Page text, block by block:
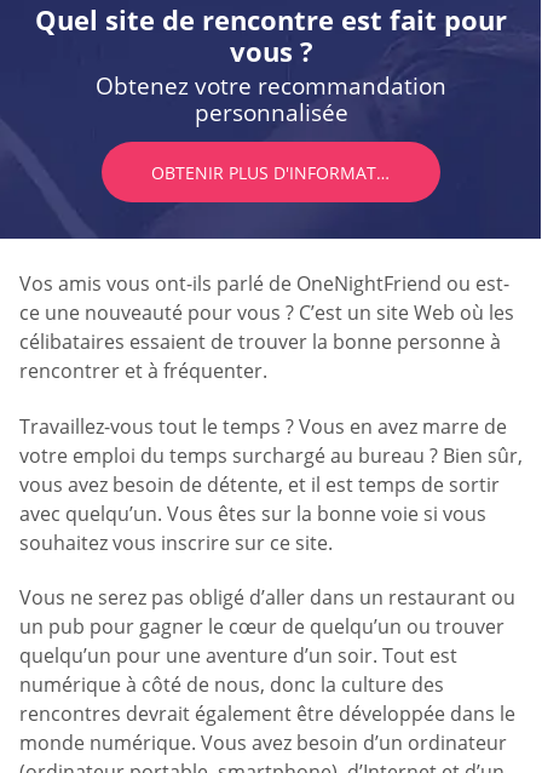
Quel site de rencontre est fait pour
vous ?
Obtenez votre recommandation
personnalisée
OBTENIR PLUS D'INFORMATIONS
Vos amis vous ont-ils parlé de OneNightFriend ou est-
ce une nouveauté pour vous ? C’est un site Web où les
célibataires essaient de trouver la bonne personne à
rencontrer et à fréquenter.
Travaillez-vous tout le temps ? Vous en avez marre de
votre emploi du temps surchargé au bureau ? Bien sûr,
vous avez besoin de détente, et il est temps de sortir
avec quelqu’un. Vous êtes sur la bonne voie si vous
souhaitez vous inscrire sur ce site.
Vous ne serez pas obligé d’aller dans un restaurant ou
un pub pour gagner le cœur de quelqu’un ou trouver
quelqu’un pour une aventure d’un soir. Tout est
numérique à côté de nous, donc la culture des
rencontres devrait également être développée dans le
monde numérique. Vous avez besoin d’un ordinateur